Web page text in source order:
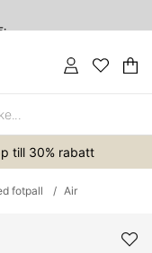
.
till 30% rabatt
fotpall Air